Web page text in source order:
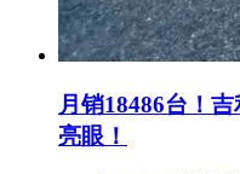
月销18486台！
亮眼！